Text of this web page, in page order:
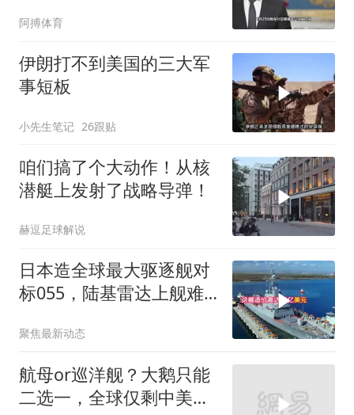
阿搏体育
伊朗打不到美国的三大军
事短板
小先生笔记 26跟贴
咱们搞了个大动作！从核
潜艇上发射了战略导弹！
赫逗足球解说
日本造全球最大驱逐舰对
标055，陆基雷达上舰难
聚焦最新动态
航母or巡洋舰？大鹅只能
二选一，全球仅剩中美能